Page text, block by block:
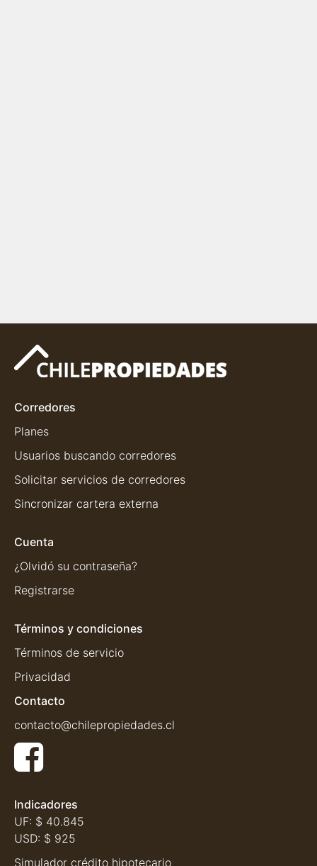
Corredores
Planes
Usuarios buscando corredores
Solicitar servicios de corredores
Sincronizar cartera externa
Cuenta
¿Olvidó su contraseña?
Registrarse
Términos y condiciones
Términos de servicio
Privacidad
Contacto
contacto@chilepropiedades.cl
Indicadores
UF: $ 40.845
USD: $ 925
Simulador crédito hipotecario